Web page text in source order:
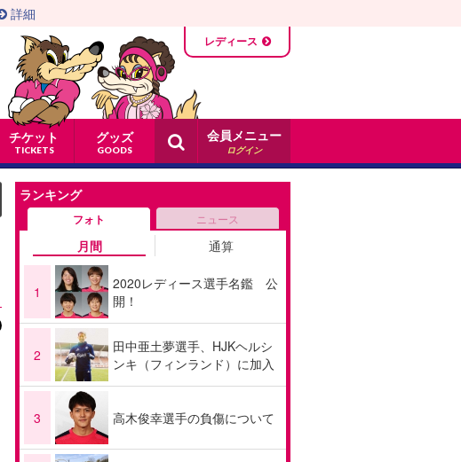
チケット
TICKETS
グッズ
GOODS
詳細
レディース
会員メニュー
ログイン
ランキング
フォト ニュース
月間 通算
1
2020レディース選手名鑑 公
開！
2
田中亜土夢選手、HJKヘルシ
ンキ（フィンランド）に加入
3 高木俊幸選手の負傷について